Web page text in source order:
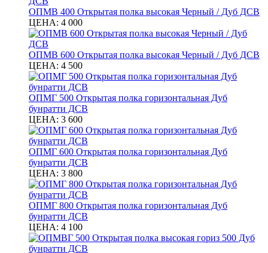
ОПМВ 400 Открытая полка высокая Черный / Дуб ДСВ
ЦЕНА: 4 000
ОПМВ 600 Открытая полка высокая Черный / Дуб ДСВ
ЦЕНА: 4 500
ОПМГ 500 Открытая полка горизонтальная Дуб
бунратти ДСВ
ЦЕНА: 3 600
ОПМГ 600 Открытая полка горизонтальная Дуб
бунратти ДСВ
ЦЕНА: 3 800
ОПМГ 800 Открытая полка горизонтальная Дуб
бунратти ДСВ
ЦЕНА: 4 100